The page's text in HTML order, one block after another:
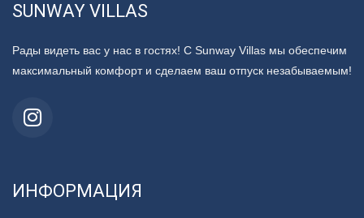
SUNWAY VILLAS
Рады видеть вас у нас в гостях! С Sunway Villas мы обеспечим
максимальный комфорт и сделаем ваш отпуск незабываемым!
ИНФОРМАЦИЯ